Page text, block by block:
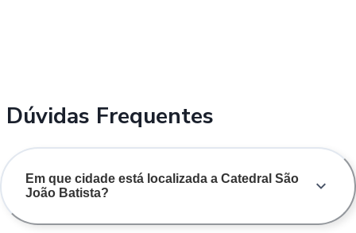
Dúvidas Frequentes
Em que cidade está localizada a Catedral São
João Batista?